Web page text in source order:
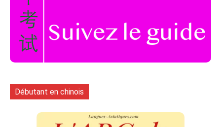
Débutant en chinois